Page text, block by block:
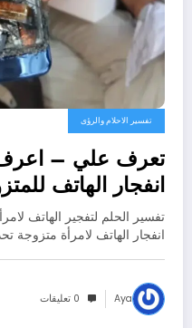
تفسير الاحلام والرؤى
تعرف علي –
انفجار الهاتف
تفسير الحلم لتفجير الهاتف
انفجار الهاتف لامرأة متزوجة
Aya 0 تعليقات